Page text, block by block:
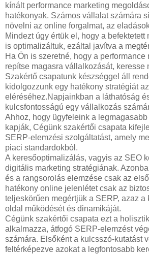
kínált performance marketing
hatékonyak. Számos vállalat számára
növelni az online forgalmat, az
Mindezt úgy értük el, hogy a befektetett
is optimalizáltuk, ezáltal javítva a
Ha Ön is szeretné, hogy a performance
repítse magasra vállalkozását, keresse
Szakértő csapatunk készséggel áll
kidolgozzunk egy hatékony stratégiát
eléréséhez.Napjainkban a láthatóság
kulcsfontosságú egy vállalkozás
Ahhoz, hogy ügyfeleink a
kapják, Cégünk szakértői csapata
SERP-elemzési szolgáltatást, amely
piaci standardokból.
A keresőoptimalizálás, vagyis az SEO
digitális marketing stratégiának.
és a rangsorolás elemzése csak az
hatékony online jelenlétet csak az
teljeskörűen megértjük a SERP, azaz a
oldal működését és dinamikáját.
Cégünk szakértői csapata ezt a
alkalmazza, átfogó SERP-elemzést
számára. Elsőként a kulcsszó-kutatást
feltérképezve azokat a legfontosabb